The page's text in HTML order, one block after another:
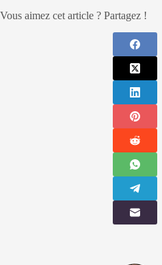
Vous aimez cet article ? Partagez !